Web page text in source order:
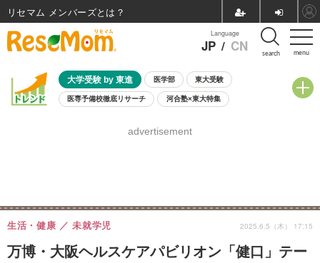
menu
Language
JP / CN search
大学受験 by 東進 医学部 東大受験
医専予備校徹底リサーチ 河合塾×東大特集
8月開催学校説明会・相談会
advertisement
万博・大阪ヘルスケアパビリオン「健口」テー
生活・健康 未就学児 2025.6.5（木） 17:15
リセマム メンバーズ